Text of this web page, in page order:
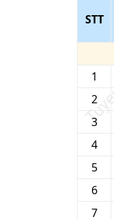
STT
1
2
3
4
5
6
7